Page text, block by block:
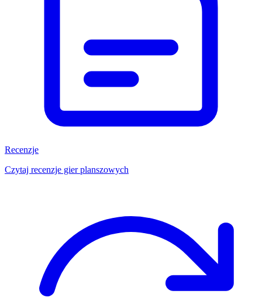
Recenzje
Czytaj recenzje gier planszowych